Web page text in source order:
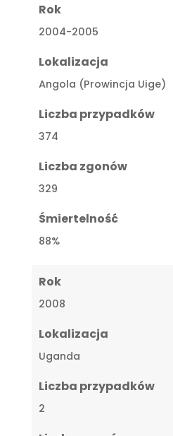
Rok
2004-2005
Lokalizacja
Angola (Prowincja Uige)
Liczba przypadków
374
Liczba zgonów
329
Śmiertelność
88%
Rok
2008
Lokalizacja
Uganda
Liczba przypadków
2